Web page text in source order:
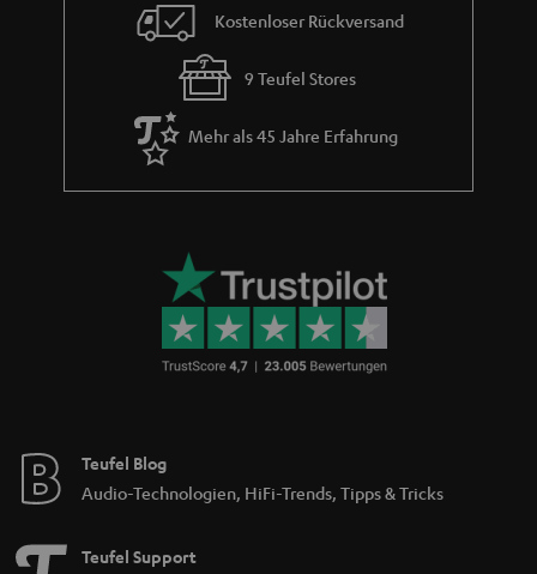
Kostenloser Rückversand
9 Teufel Stores
Mehr als 45 Jahre Erfahrung
Teufel Blog
Audio-Technologien, HiFi-Trends, Tipps & Tricks
Teufel Support